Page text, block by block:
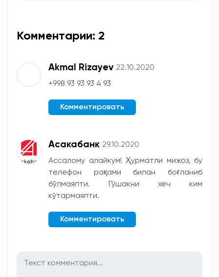
Комментарии: 2
Akmal Rizayev 22.10.2020
+998 93 93 93 4 93
Комментировать
Асакабанк 29.10.2020
Ассалому алайкум! Ҳурматли мижоз, бу
телефон рақами билан боғланиб
бўлмаяпти. Гўшакни хеч ким
кўтармаяпти.
Комментировать